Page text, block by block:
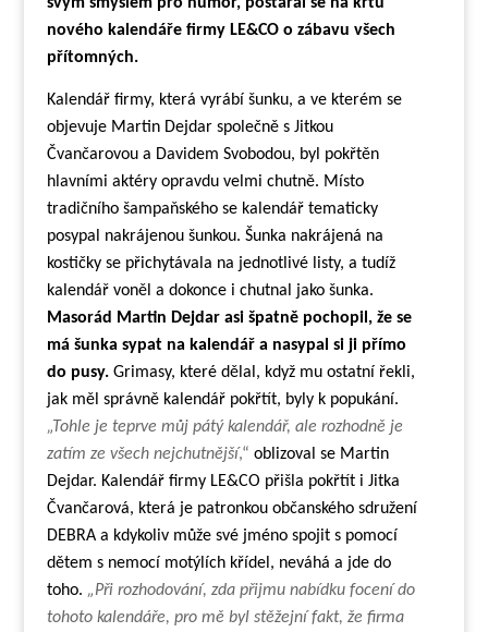
nového kalendáře firmy LE&CO o zábavu všech
přítomných.
Kalendář firmy, která vyrábí šunku, a ve kterém se
objevuje Martin Dejdar společně s Jitkou
Čvančarovou a Davidem Svobodou, byl pokřtěn
hlavními aktéry opravdu velmi chutně. Místo
tradičního šampaňského se kalendář tematicky
posypal nakrájenou šunkou. Šunka nakrájená na
kostičky se přichytávala na jednotlivé listy, a tudíž
kalendář voněl a dokonce i chutnal jako šunka.
Masorád Martin Dejdar asi špatně pochopil, že se
má šunka sypat na kalendář a nasypal si ji přímo
do pusy.Grimasy, které dělal, když mu ostatní řekli,
jak měl správně kalendář pokřtít, byly k popukání.
„Tohle je teprve můj pátý kalendář, ale rozhodně je
zatím ze všech nejchutnější,“ oblizoval se Martin
Dejdar. Kalendář firmy LE&CO přišla pokřtít i Jitka
Čvančarová, která je patronkou občanského sdružení
DEBRA a kdykoliv může své jméno spojit s pomocí
dětem s nemocí motýlích křídel, neváhá a jde do
toho. „Při rozhodování, zda přijmu nabídku focení do
tohoto kalendáře, pro mě byl stěžejní fakt, že firma